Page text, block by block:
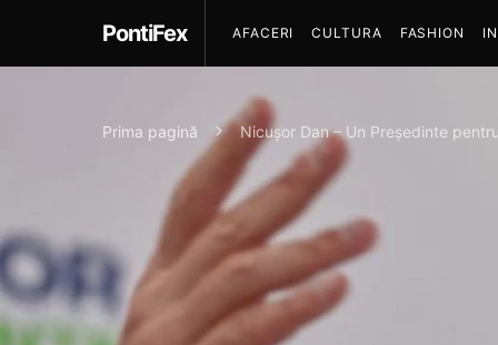
PontiFex AFACERI CULTURA FASHION
Prima pagină Nicuşor Dan – Un Preşedinte